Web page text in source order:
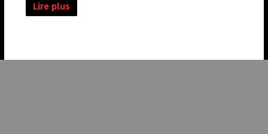
Lire plus